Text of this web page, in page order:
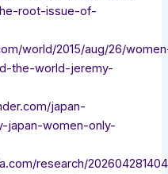
root-issue-of-
world/2015/aug/26/
the-world-jeremy-
japan-
japan-women-only-
research/